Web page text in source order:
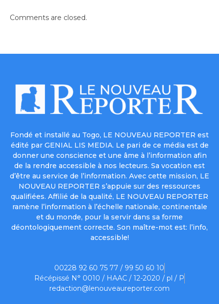
Comments are closed.
Fondé et installé au Togo, LE NOUVEAU REPORTER est
édité par GENIAL LIS MEDIA. Le pari de ce média est de
donner une conscience et une âme à l’information afin
de la rendre accessible à nos lecteurs. Sa vocation est
d’être au service de l’information. Avec cette mission, LE
NOUVEAU REPORTER s’appuie sur des ressources
qualifiées. Affilié de la qualité, LE NOUVEAU REPORTER
ramène l’information à l’échelle nationale, continentale
et du monde, pour la servir dans sa forme
déontologiquement correcte. Son maître-mot est: l’info,
accessible!
00228 92 60 75 77 / 99 50 60 10
Récépissé N° 0010 / HAAC / 12-2020 / pl / P
redaction@lenouveaureporter.com